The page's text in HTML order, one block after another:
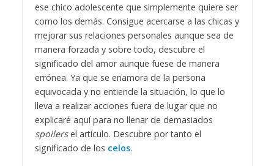
ese chico adolescente que simplemente quiere ser
como los demás. Consigue acercarse a las chicas y
mejorar sus relaciones personales aunque sea de
manera forzada y sobre todo, descubre el
significado del amor aunque fuese de manera
errónea. Ya que se enamora de la persona
equivocada y no entiende la situación, lo que lo
lleva a realizar acciones fuera de lugar que no
explicaré aquí para no llenar de demasiados
spoilersel artículo. Descubre por tanto el
significado de los celos.